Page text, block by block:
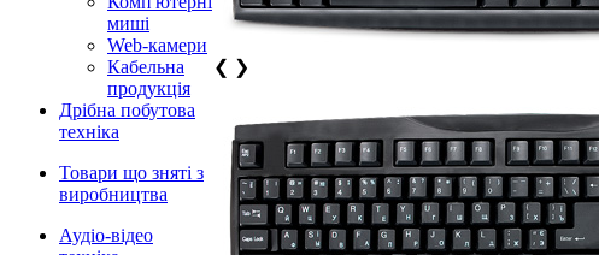
миші
Web-камери
Кабельна
продукція
Дрібна побутова
техніка
Товари що зняті з
виробництва
Аудіо-відео
❮ ❯